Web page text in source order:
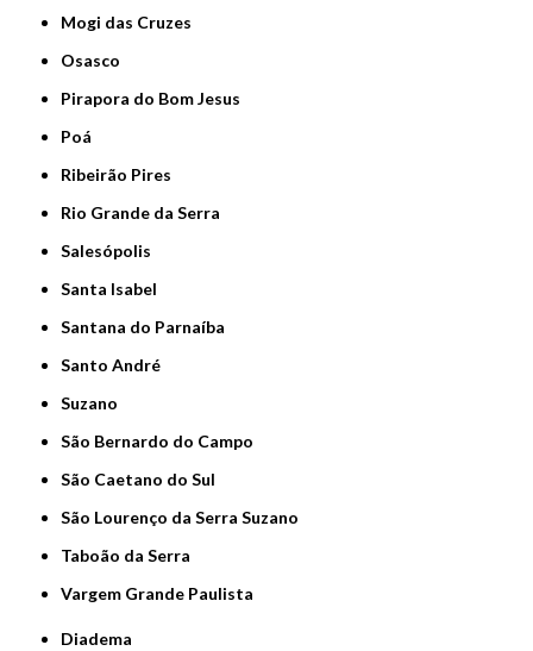
Mogi das Cruzes
Osasco
Pirapora do Bom Jesus
Poá
Ribeirão Pires
Rio Grande da Serra
Salesópolis
Santa Isabel
Santana do Parnaíba
Santo André
Suzano
São Bernardo do Campo
São Caetano do Sul
São Lourenço da Serra Suzano
Taboão da Serra
Vargem Grande Paulista
Diadema